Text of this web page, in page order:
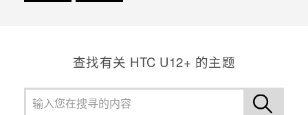
查找有关 HTC U12+ 的主题